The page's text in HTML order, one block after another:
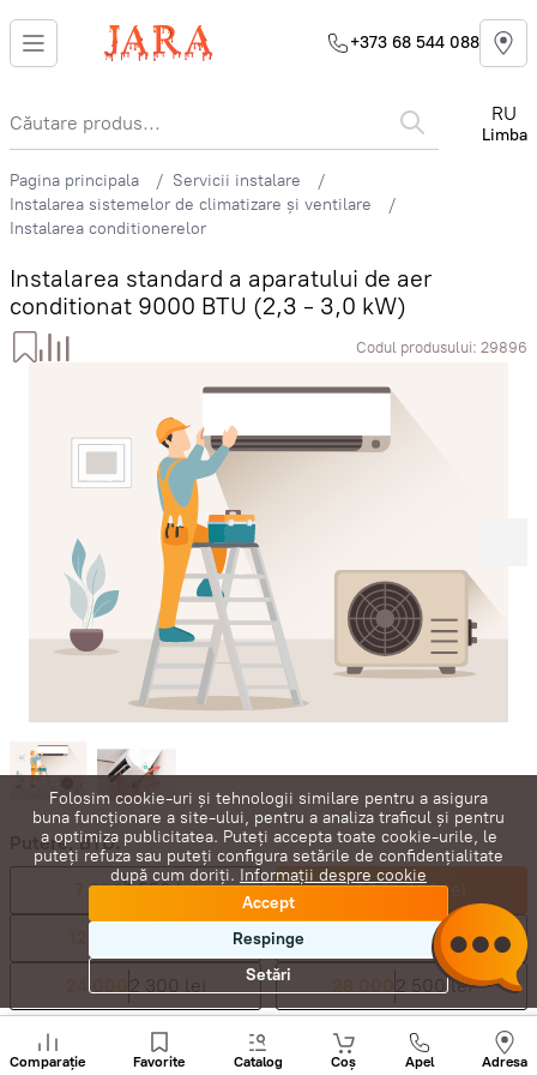
+373 68 544 088
RU
Limba
Pagina principala
Servicii instalare
Instalarea sistemelor de climatizare și ventilare
Instalarea conditionerelor
Instalarea standard a aparatului de aer
conditionat 9000 BTU (2,3 - 3,0 kW)
Codul produsului: 29896
Putere, BTU:
7 0001 550 lei 9 0001 600 lei
2 100 lei
24 000 2 300 lei 2 500 lei
1 792lei
Comparație Favorite Catalog Coș Apel Adresa
Sunați
+
Folosim cookie-uri și tehnologii similare pentru a asigura
buna funcționare a site-ului, pentru a analiza traficul și pentru
a optimiza publicitatea. Puteți accepta toate cookie-urile, le
puteți refuza sau puteți configura setările de confidențialitate
după cum doriți. Informații despre cookie
Accept
Respinge
Setări